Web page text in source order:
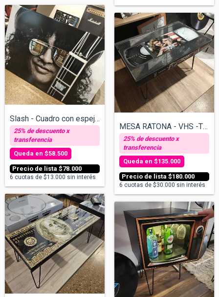
Slash - Cuadro con espejos - v/tamaños
$78.000
$58.500
6 cuotas de $13.000 sin interés
MESA RATONA - VHS -TOP GUN
$180.000
$135.000
6 cuotas de $30.000 sin interés